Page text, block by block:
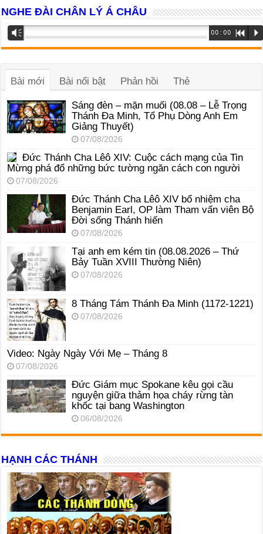
NGHE ĐÀI CHÂN LÝ Á CHÂU
Trình
phát
âm
Vm 00:00 R P
Bài mới Bài nổi bật Phản hồi Thẻ
Sáng đèn – mặn muối (08.08 – Lễ Trọng
Thánh Đa Minh, Tổ Phụ Dòng Anh Em
Giảng Thuyết)
07/08/2026
Đức Thánh Cha Lêô XIV: Cuộc cách mạng của Tin
Mừng phá đổ những bức tường ngăn cách con người
07/08/2026
Đức Thánh Cha Lêô XIV bổ nhiệm cha
Benjamin Earl, OP làm Tham vấn viên Bộ
Đời sống Thánh hiến
07/08/2026
Tại anh em kém tin (08.08.2026 – Thứ
Bảy Tuần XVIII Thường Niên)
07/08/2026
8 Tháng Tám Thánh Ða Minh (1172-1221)
07/08/2026
Video: Ngày Ngày Với Mẹ – Tháng 8
07/08/2026
Đức Giám mục Spokane kêu gọi cầu
nguyện giữa thảm họa cháy rừng tàn
khốc tại bang Washington
06/08/2026
HẠNH CÁC THÁNH